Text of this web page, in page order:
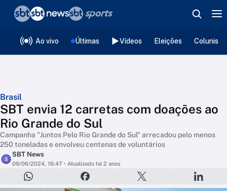
Ao vivo Últimas Vídeos Eleições
Brasil
SBT envia 12 carretas com doações ao
Rio Grande do Sul
Campanha "Juntos Pelo Rio Grande do Sul" arrecadou pelo menos
250 toneladas e envolveu centenas de voluntários
S
SBT News
09/06/2024, 16:47 • Atualizado há 2 anos
❮voltar
Editorias